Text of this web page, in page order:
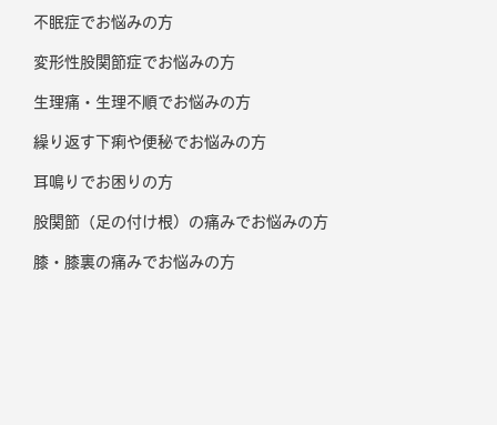
不眠症でお悩みの方
変形性股関節症でお悩みの方
生理痛・生理不順でお悩みの方
繰り返す下痢や便秘でお悩みの方
耳鳴りでお困りの方
股関節（足の付け根）の痛みでお悩みの方
膝・膝裏の痛みでお悩みの方